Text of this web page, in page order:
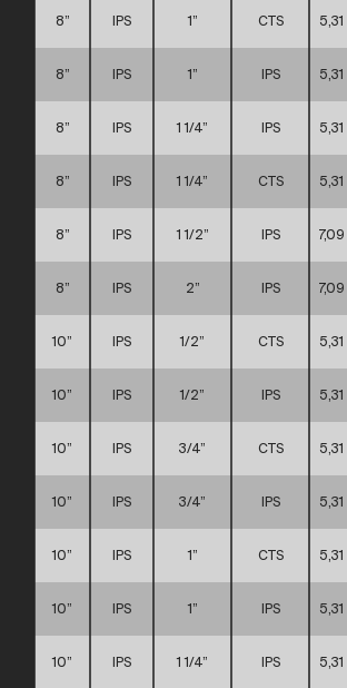
8” IPS 1” CTS 5,31
8” IPS 1” IPS 5,31
8” IPS 1 1/4” IPS 5,31
8” IPS 1 1/4” CTS 5,31
8” IPS 1 1/2” IPS 7,09
8” IPS 2” IPS 7,09
10” IPS 1/2” CTS 5,31
10” IPS 1/2” IPS 5,31
10” IPS 3/4” CTS 5,31
10” IPS 3/4” IPS 5,31
10” IPS 1” CTS 5,31
10” IPS 1” IPS 5,31
10” IPS 1 1/4” IPS 5,31